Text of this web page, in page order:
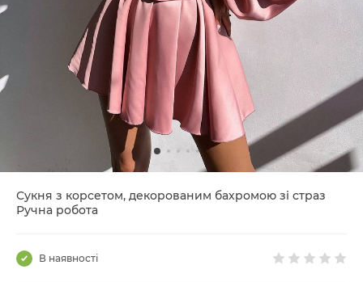
Сукня з корсетом, декорованим бахромою зі страз
Ручна робота
В наявності